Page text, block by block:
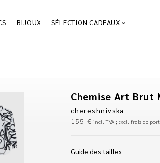
BIJOUX SÉLECTION CADEAUX
chereshnivska
155 € incl. TVA ; excl. frais de port
Guide des tailles